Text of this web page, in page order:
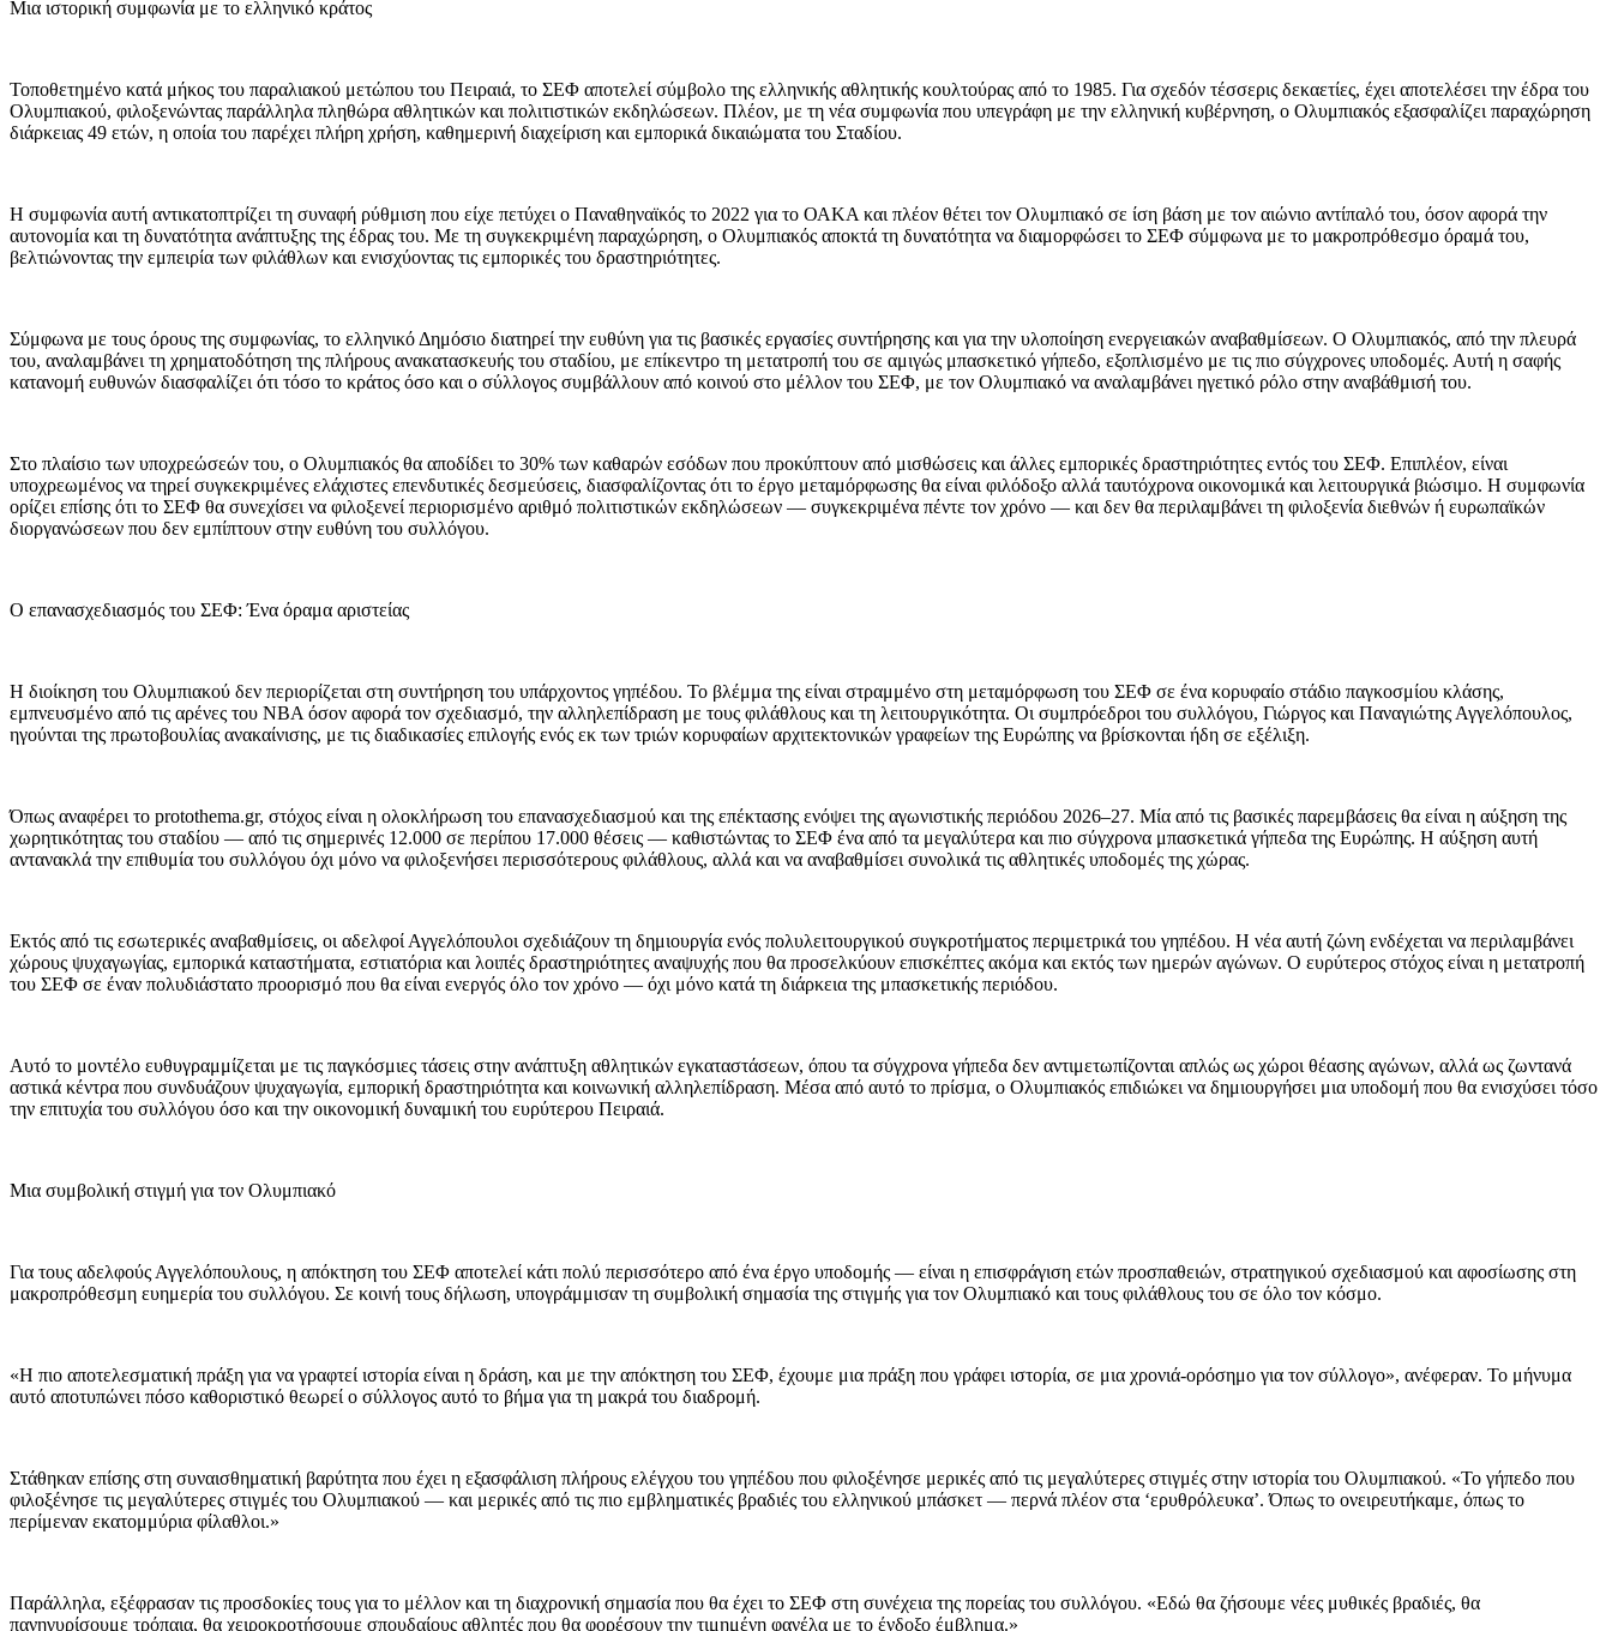
Μια ιστορική συμφωνία με το ελληνικό κράτος
Τοποθετημένο κατά μήκος του παραλιακού μετώπου του Πειραιά, το ΣΕΦ αποτελεί σύμβολο της ελληνικής αθλητικής κουλτούρας από το 1985. Για σχεδόν τέσσερις δεκαετίες, έχει αποτελέσει την έδρα του
Ολυμπιακού, φιλοξενώντας παράλληλα πληθώρα αθλητικών και πολιτιστικών εκδηλώσεων. Πλέον, με τη νέα συμφωνία που υπεγράφη με την ελληνική κυβέρνηση, ο Ολυμπιακός εξασφαλίζει παραχώρηση
διάρκειας 49 ετών, η οποία του παρέχει πλήρη χρήση, καθημερινή διαχείριση και εμπορικά δικαιώματα του Σταδίου.
Η συμφωνία αυτή αντικατοπτρίζει τη συναφή ρύθμιση που είχε πετύχει ο Παναθηναϊκός το 2022 για το ΟΑΚΑ και πλέον θέτει τον Ολυμπιακό σε ίση βάση με τον αιώνιο αντίπαλό του, όσον αφορά την
αυτονομία και τη δυνατότητα ανάπτυξης της έδρας του. Με τη συγκεκριμένη παραχώρηση, ο Ολυμπιακός αποκτά τη δυνατότητα να διαμορφώσει το ΣΕΦ σύμφωνα με το μακροπρόθεσμο όραμά του,
βελτιώνοντας την εμπειρία των φιλάθλων και ενισχύοντας τις εμπορικές του δραστηριότητες.
Σύμφωνα με τους όρους της συμφωνίας, το ελληνικό Δημόσιο διατηρεί την ευθύνη για τις βασικές εργασίες συντήρησης και για την υλοποίηση ενεργειακών αναβαθμίσεων. Ο Ολυμπιακός, από την πλευρά
του, αναλαμβάνει τη χρηματοδότηση της πλήρους ανακατασκευής του σταδίου, με επίκεντρο τη μετατροπή του σε αμιγώς μπασκετικό γήπεδο, εξοπλισμένο με τις πιο σύγχρονες υποδομές. Αυτή η σαφής
κατανομή ευθυνών διασφαλίζει ότι τόσο το κράτος όσο και ο σύλλογος συμβάλλουν από κοινού στο μέλλον του ΣΕΦ, με τον Ολυμπιακό να αναλαμβάνει ηγετικό ρόλο στην αναβάθμισή του.
Στο πλαίσιο των υποχρεώσεών του, ο Ολυμπιακός θα αποδίδει το 30% των καθαρών εσόδων που προκύπτουν από μισθώσεις και άλλες εμπορικές δραστηριότητες εντός του ΣΕΦ. Επιπλέον, είναι
υποχρεωμένος να τηρεί συγκεκριμένες ελάχιστες επενδυτικές δεσμεύσεις, διασφαλίζοντας ότι το έργο μεταμόρφωσης θα είναι φιλόδοξο αλλά ταυτόχρονα οικονομικά και λειτουργικά βιώσιμο. Η συμφωνία
ορίζει επίσης ότι το ΣΕΦ θα συνεχίσει να φιλοξενεί περιορισμένο αριθμό πολιτιστικών εκδηλώσεων — συγκεκριμένα πέντε τον χρόνο — και δεν θα περιλαμβάνει τη φιλοξενία διεθνών ή ευρωπαϊκών
διοργανώσεων που δεν εμπίπτουν στην ευθύνη του συλλόγου.
Ο επανασχεδιασμός του ΣΕΦ: Ένα όραμα αριστείας
Η διοίκηση του Ολυμπιακού δεν περιορίζεται στη συντήρηση του υπάρχοντος γηπέδου. Το βλέμμα της είναι στραμμένο στη μεταμόρφωση του ΣΕΦ σε ένα κορυφαίο στάδιο παγκοσμίου κλάσης,
εμπνευσμένο από τις αρένες του ΝΒΑ όσον αφορά τον σχεδιασμό, την αλληλεπίδραση με τους φιλάθλους και τη λειτουργικότητα. Οι συμπρόεδροι του συλλόγου, Γιώργος και Παναγιώτης Αγγελόπουλος,
ηγούνται της πρωτοβουλίας ανακαίνισης, με τις διαδικασίες επιλογής ενός εκ των τριών κορυφαίων αρχιτεκτονικών γραφείων της Ευρώπης να βρίσκονται ήδη σε εξέλιξη.
Όπως αναφέρει το protothema.gr, στόχος είναι η ολοκλήρωση του επανασχεδιασμού και της επέκτασης ενόψει της αγωνιστικής περιόδου 2026–27. Μία από τις βασικές παρεμβάσεις θα είναι η αύξηση της
χωρητικότητας του σταδίου — από τις σημερινές 12.000 σε περίπου 17.000 θέσεις — καθιστώντας το ΣΕΦ ένα από τα μεγαλύτερα και πιο σύγχρονα μπασκετικά γήπεδα της Ευρώπης. Η αύξηση αυτή
αντανακλά την επιθυμία του συλλόγου όχι μόνο να φιλοξενήσει περισσότερους φιλάθλους, αλλά και να αναβαθμίσει συνολικά τις αθλητικές υποδομές της χώρας.
Εκτός από τις εσωτερικές αναβαθμίσεις, οι αδελφοί Αγγελόπουλοι σχεδιάζουν τη δημιουργία ενός πολυλειτουργικού συγκροτήματος περιμετρικά του γηπέδου. Η νέα αυτή ζώνη ενδέχεται να περιλαμβάνει
χώρους ψυχαγωγίας, εμπορικά καταστήματα, εστιατόρια και λοιπές δραστηριότητες αναψυχής που θα προσελκύουν επισκέπτες ακόμα και εκτός των ημερών αγώνων. Ο ευρύτερος στόχος είναι η μετατροπή
του ΣΕΦ σε έναν πολυδιάστατο προορισμό που θα είναι ενεργός όλο τον χρόνο — όχι μόνο κατά τη διάρκεια της μπασκετικής περιόδου.
Αυτό το μοντέλο ευθυγραμμίζεται με τις παγκόσμιες τάσεις στην ανάπτυξη αθλητικών εγκαταστάσεων, όπου τα σύγχρονα γήπεδα δεν αντιμετωπίζονται απλώς ως χώροι θέασης αγώνων, αλλά ως ζωντανά
αστικά κέντρα που συνδυάζουν ψυχαγωγία, εμπορική δραστηριότητα και κοινωνική αλληλεπίδραση. Μέσα από αυτό το πρίσμα, ο Ολυμπιακός επιδιώκει να δημιουργήσει μια υποδομή που θα ενισχύσει τόσο
την επιτυχία του συλλόγου όσο και την οικονομική δυναμική του ευρύτερου Πειραιά.
Μια συμβολική στιγμή για τον Ολυμπιακό
Για τους αδελφούς Αγγελόπουλους, η απόκτηση του ΣΕΦ αποτελεί κάτι πολύ περισσότερο από ένα έργο υποδομής — είναι η επισφράγιση ετών προσπαθειών, στρατηγικού σχεδιασμού και αφοσίωσης στη
μακροπρόθεσμη ευημερία του συλλόγου. Σε κοινή τους δήλωση, υπογράμμισαν τη συμβολική σημασία της στιγμής για τον Ολυμπιακό και τους φιλάθλους του σε όλο τον κόσμο.
«Η πιο αποτελεσματική πράξη για να γραφτεί ιστορία είναι η δράση, και με την απόκτηση του ΣΕΦ, έχουμε μια πράξη που γράφει ιστορία, σε μια χρονιά-ορόσημο για τον σύλλογο», ανέφεραν. Το μήνυμα
αυτό αποτυπώνει πόσο καθοριστικό θεωρεί ο σύλλογος αυτό το βήμα για τη μακρά του διαδρομή.
Στάθηκαν επίσης στη συναισθηματική βαρύτητα που έχει η εξασφάλιση πλήρους ελέγχου του γηπέδου που φιλοξένησε μερικές από τις μεγαλύτερες στιγμές στην ιστορία του Ολυμπιακού. «Το γήπεδο που
φιλοξένησε τις μεγαλύτερες στιγμές του Ολυμπιακού — και μερικές από τις πιο εμβληματικές βραδιές του ελληνικού μπάσκετ — περνά πλέον στα ‘ερυθρόλευκα’. Όπως το ονειρευτήκαμε, όπως το
περίμεναν εκατομμύρια φίλαθλοι.»
Παράλληλα, εξέφρασαν τις προσδοκίες τους για το μέλλον και τη διαχρονική σημασία που θα έχει το ΣΕΦ στη συνέχεια της πορείας του συλλόγου. «Εδώ θα ζήσουμε νέες μυθικές βραδιές, θα
πανηγυρίσουμε τρόπαια, θα χειροκροτήσουμε σπουδαίους αθλητές που θα φορέσουν την τιμημένη φανέλα με το ένδοξο έμβλημα.»